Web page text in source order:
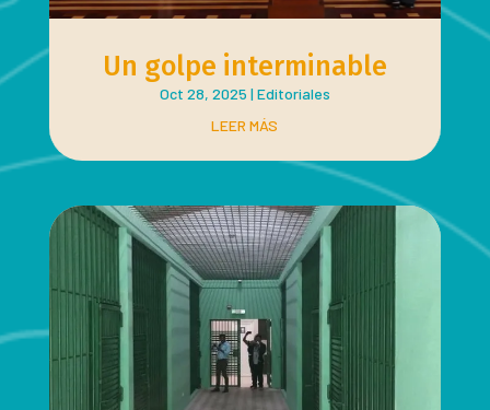
Un golpe interminable
Oct 28, 2025 | Editoriales
LEER MÁS